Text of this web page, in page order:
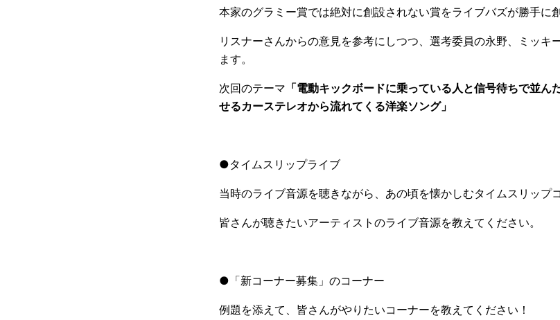
本家のグラミー賞では絶対に創設されない賞をライブバズが勝手に創
リスナーさんからの意見を参考にしつつ、選考委員の永野、ミッ
ます。
次回のテーマ 「電動キックボードに乗っている人と信号待ちで並ん
せるカーステレオから流れてくる洋楽ソング」
●タイムスリップライブ
当時のライブ音源を聴きながら、あの頃を懐かしむタイムスリップコ
皆さんが聴きたいアーティストのライブ音源を教えてください。
●「新コーナー募集」のコーナー
例題を添えて、皆さんがやりたいコーナーを教えてください！